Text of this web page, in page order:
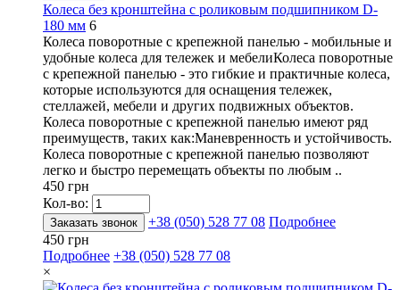
Колеса без кронштейна с роликовым подшипником D-
180 мм 6
Колеса поворотные с крепежной панелью - мобильные и
удобные колеса для тележек и мебелиКолеса поворотные
с крепежной панелью - это гибкие и практичные колеса,
которые используются для оснащения тележек,
стеллажей, мебели и других подвижных объектов.
Колеса поворотные с крепежной панелью имеют ряд
преимуществ, таких как:Маневренность и устойчивость.
Колеса поворотные с крепежной панелью позволяют
легко и быстро перемещать объекты по любым ..
450 грн
Кол-во:
Заказать звонок +38 (050) 528 77 08 Подробнее
450 грн
Подробнее +38 (050) 528 77 08
×